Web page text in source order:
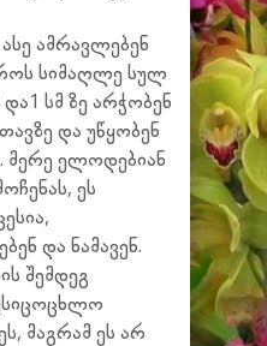
ამრავლებენ
სიმაღლე სულ
და1 სმ ზე არჭობენ
და უწყობენ
მერე ელოდებიან
ეს
და ნამავენ.
შემდეგ
მაგრამ ეს არ